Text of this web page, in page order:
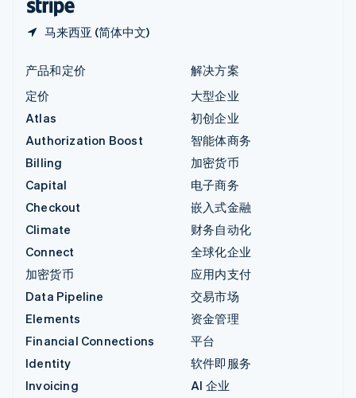
马来西亚 (简体中文)
产品和定价
定价
Atlas
Authorization Boost
Billing
Capital
Checkout
Climate
Connect
加密货币
Data Pipeline
Elements
Financial Connections
Identity
Invoicing
解决方案
大型企业
初创企业
智能体商务
加密货币
电子商务
嵌入式金融
财务自动化
全球化企业
应用内支付
交易市场
资金管理
平台
软件即服务
AI 企业